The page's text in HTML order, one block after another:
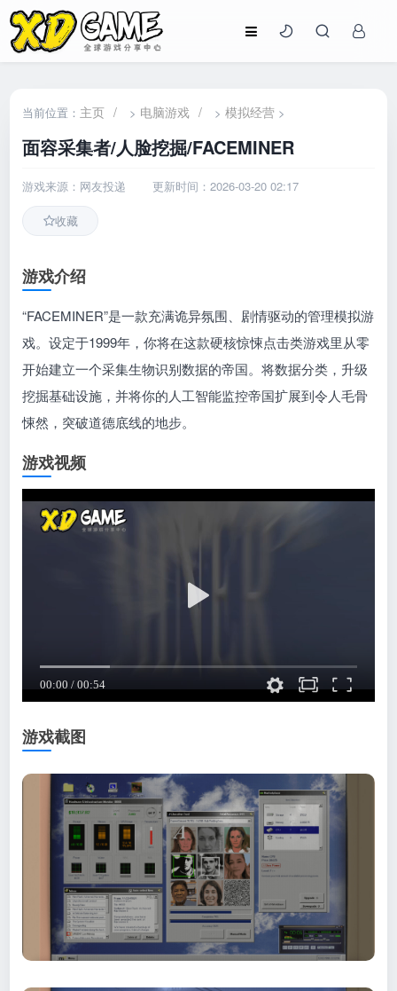
当前位置： 主页 / > 电脑游戏 / >模拟经营 >
面容采集者/人脸挖掘/FACEMINER
游戏来源：网友投递 更新时间：2026-03-20 02:17
收藏
游戏介绍
“FACEMINER”是一款充满诡异氛围、剧情驱动的管理模拟游
戏。设定于1999年，你将在这款硬核惊悚点击类游戏里从零
开始建立一个采集生物识别数据的帝国。将数据分类，升级
挖掘基础设施，并将你的人工智能监控帝国扩展到令人毛骨
悚然，突破道德底线的地步。
游戏视频
游戏截图